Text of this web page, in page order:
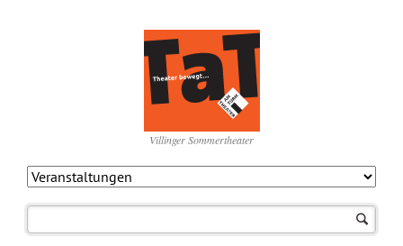
Villinger Sommertheater